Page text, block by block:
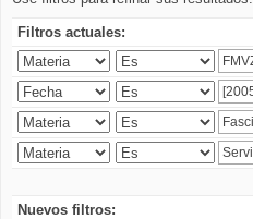
Filtros actuales:
Nuevos filtros: